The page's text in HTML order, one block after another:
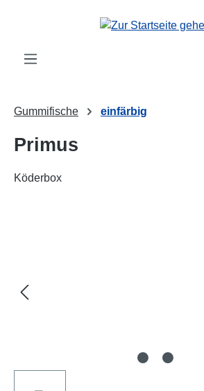
Gummifische einfärbig
Primus
Köderbox